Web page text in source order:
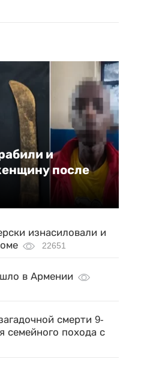
и
после
изнасиловали и
22651
в Армении
смерти 9-
семейного похода с